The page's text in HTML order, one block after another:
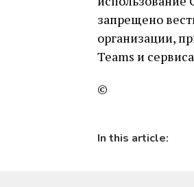
запрещено
организации,
Teams и
©
In this article: